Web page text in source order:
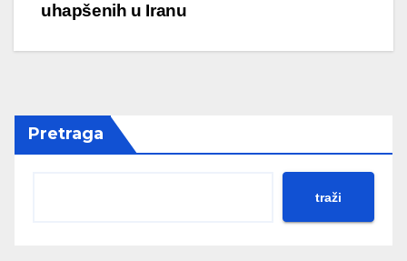
uhapšenih u Iranu
Pretraga
traži